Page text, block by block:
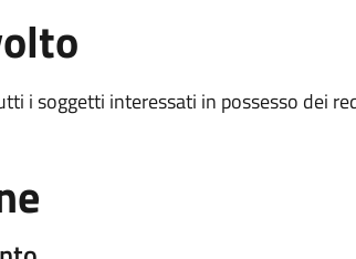
i soggetti interessati in possesso dei